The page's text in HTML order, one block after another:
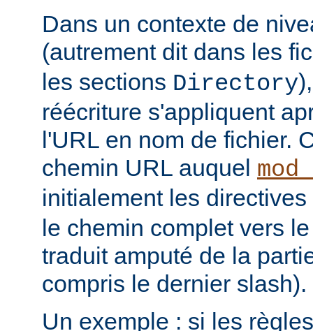
Dans un contexte de
(autrement dit dans les
les sections Directory
réécriture s'appliquent
l'URL en nom de fichier.
chemin URL auquel
initialement les directives
le chemin complet vers
traduit amputé de la
compris le dernier slash).
Un exemple : si les